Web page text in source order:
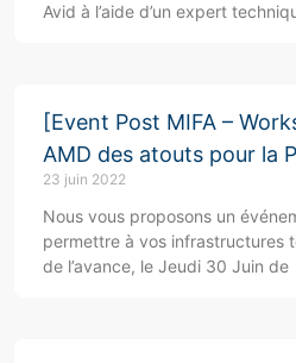
Avid à l’aide d’un expert
[Event Post MIFA –
AMD des atouts pour la
23 juin 2022
Nous vous proposons un
permettre à vos infrastructures
de l’avance, le Jeudi 30 Juin de